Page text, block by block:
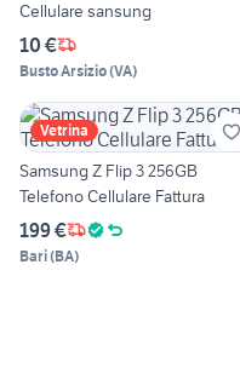
Cellulare sansung
10 €
Busto Arsizio(VA)
Vetrina
Samsung Z Flip 3 256GB
Telefono Cellulare Fattura
199 €
Bari(BA)